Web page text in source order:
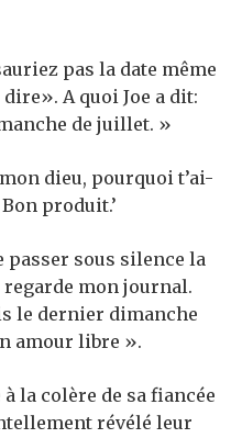
pas la date même
A quoi Joe a dit:
de juillet. »
dieu, pourquoi t’ai-
produit.’
passer sous silence la
regarde mon journal.
le dernier dimanche
amour libre ».